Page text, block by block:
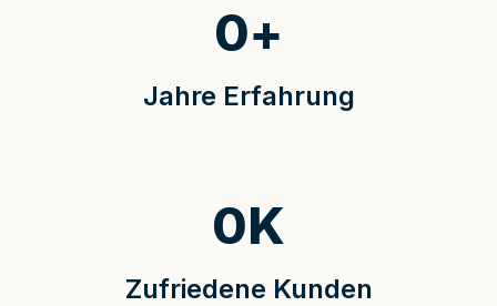
Jahre Erfahrung
0+
Zufriedene Kunden
0K